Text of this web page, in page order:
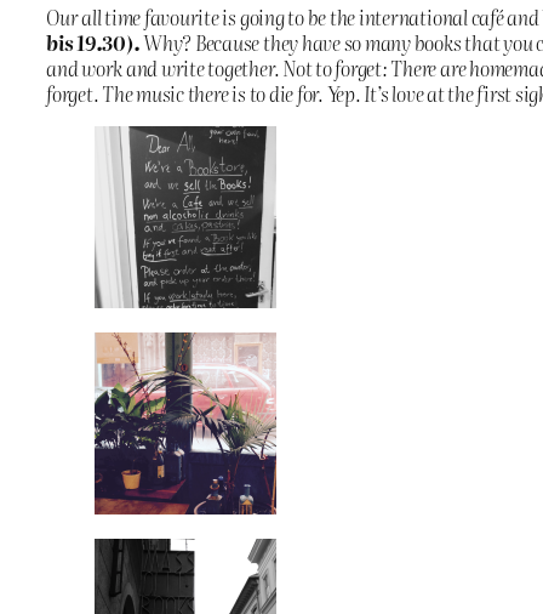
Our all time favourite is going to be the international café
bis 19.30).Why? Because they have so many books that
and work and write together. Not to forget: There are
forget. The music there is to die for. Yep. It’s love at the first